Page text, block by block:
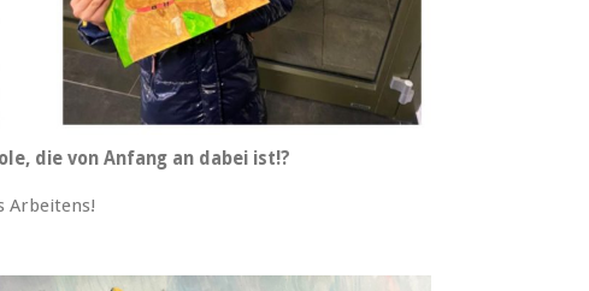
die von Anfang an dabei ist!?
Arbeitens!